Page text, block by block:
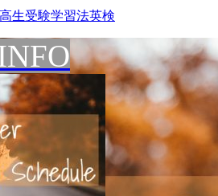
生受験学習法英検